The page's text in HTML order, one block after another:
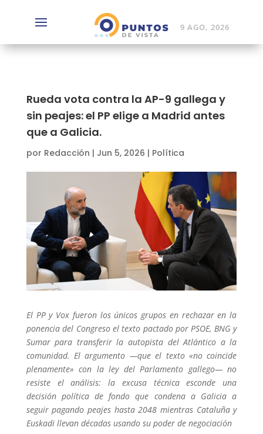
9 AGO, 2026
Rueda vota contra la AP-9 gallega y
sin peajes: el PP elige a Madrid antes
que a Galicia.
por Redacción | Jun 5, 2026 | Política
El PP y Vox fueron los únicos grupos en rechazar en la
ponencia del Congreso el texto pactado por PSOE, BNG y
Sumar para transferir la autopista del Atlántico a la
comunidad. El argumento —que el texto «no coincide
plenamente» con la ley del Parlamento gallego— no
resiste el análisis: la excusa técnica esconde una
decisión política de fondo que condena a Galicia a
seguir pagando peajes hasta 2048 mientras Cataluña y
Euskadi llevan décadas usando su poder de negociación